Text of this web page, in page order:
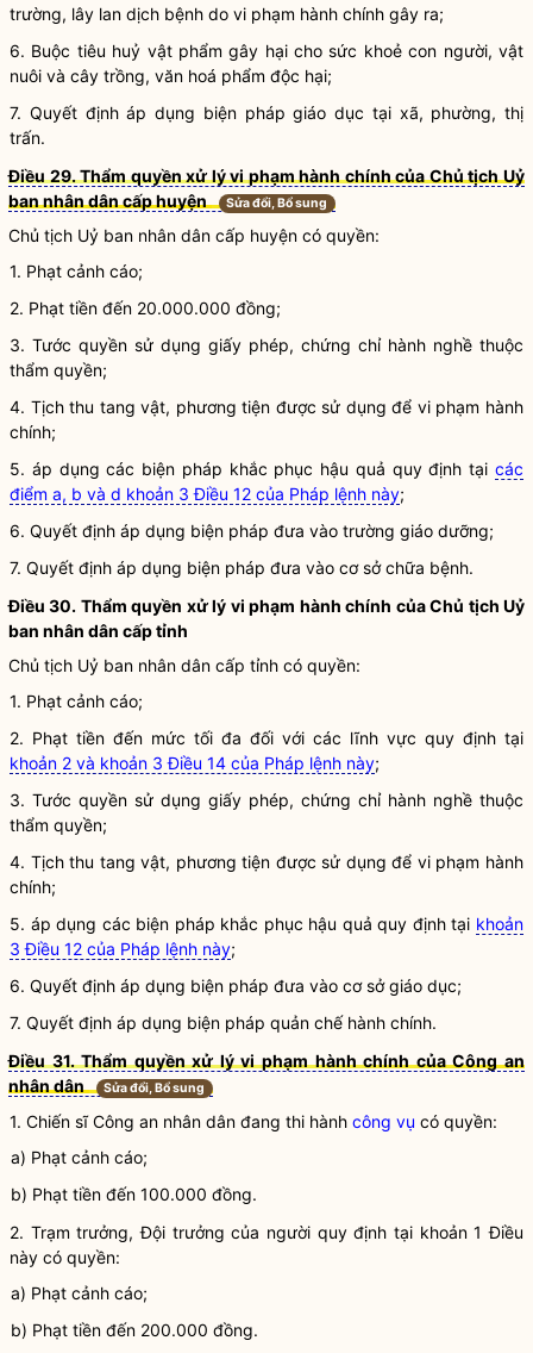
trường, lây lan dịch bệnh do vi phạm hành chính gây ra;
6. Buộc tiêu huỷ vật phẩm gây hại cho sức khoẻ con người, vật
nuôi và cây trồng, văn hoá phẩm độc hại;
7. Quyết định áp dụng biện phápgiáo dục tại xã, phường, thị
trấn.
Điều 29. Thẩm quyền xử lý vi phạm hành chính của Chủ tịch Uỷ
ban nhân dân cấp huyện
Sửa đổi, Bổ sung
Chủ tịch Uỷ ban nhân dân cấp huyện có quyền:
1. Phạt cảnh cáo;
2. Phạt tiền đến 20.000.000 đồng;
3. Tước quyền sử dụng giấy phép, chứng chỉ hành nghề thuộc
thẩm quyền;
4. Tịch thu tang vật, phương tiện được sử dụng để vi phạm hành
chính;
5. áp dụng các biện pháp khắc phục hậu quả quy định tại các
điểm a, b và d khoản 3 Điều 12 của Pháp lệnh này;
6. Quyết định áp dụng biện pháp đưa vào trường giáo dưỡng;
7. Quyết định áp dụng biện pháp đưa vào cơ sở chữa bệnh.
Điều 30. Thẩmquyền xử lý vi phạm hành chính của Chủ tịch Uỷ
ban nhân dân cấp tỉnh
Chủ tịch Uỷ ban nhân dân cấp tỉnh có quyền:
1. Phạt cảnh cáo;
2. Phạt tiền đến mức tối đa đối với các lĩnh vực quy định tại
khoản 2 và khoản 3 Điều 14 của Pháp lệnh này;
3. Tước quyền sử dụng giấy phép, chứng chỉ hành nghề thuộc
thẩm quyền;
4. Tịch thu tang vật, phương tiện được sử dụng để vi phạm hành
chính;
5. áp dụng các biện pháp khắc phục hậu quả quy định tại khoản
3 Điều 12 của Pháp lệnh này;
6. Quyết định áp dụng biện pháp đưa vào cơ sở giáo dục;
7. Quyết định áp dụng biện pháp quản chế hành chính.
Điều 31. Thẩm quyền xử lý vi phạm hành chính của Công an
nhân dân
Sửa đổi, Bổ sung
1. Chiến sĩ Công an nhân dân đang thi hành công vụ có quyền:
a) Phạt cảnh cáo;
b) Phạt tiền đến 100.000 đồng.
2. Trạm trưởng, Đội trưởng của người quy định tại khoản 1 Điều
này có quyền:
a) Phạt cảnh cáo;
b) Phạt tiền đến 200.000 đồng.